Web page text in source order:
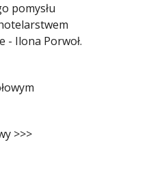
pomysłu
- Ilona Porwoł.
>>>